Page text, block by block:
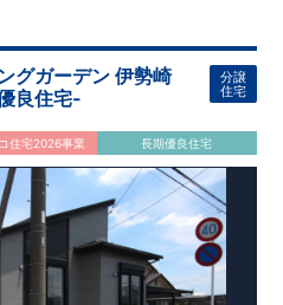
い。｣という基準から、さらに
す。【住宅性能評価ダブル取
設計段階で、国が認めた第三者
設までに、計4回のチェックが
でなく、現場の施工状況を検査
ます。【長期優良住宅】・長期
、きちんと手入れをして、長く
定制度。住宅ローン減税、固定
れるだけでなく、中古市場で
ます。【充実のアフターサポー
後最大10回の無料定期点検と、
グガーデン 伊勢崎
良住宅-
分譲
住宅
住宅2026事業 長期優良住宅